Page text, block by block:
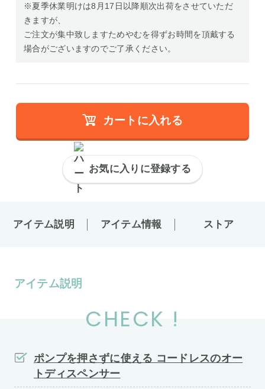
※夏季休業明けは8月17日以降順次出荷をさせていただ
きますが、
ご注文が集中致しますためやむを得ずお時間を頂戴する
場合がございますのでご了承ください。
カートに入れる
お気に入りに登録する
アイテム説明 アイテム情報 ストア
アイテム説明
CHECK !
ポンプを押さずに使える コードレスのオー
トディスペンサー